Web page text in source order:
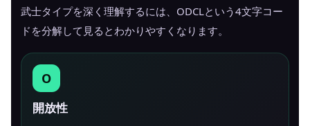
武士タイプを深く理解するには、ODCLという4文字コー
ドを分解して見るとわかりやすくなります。
O
開放性